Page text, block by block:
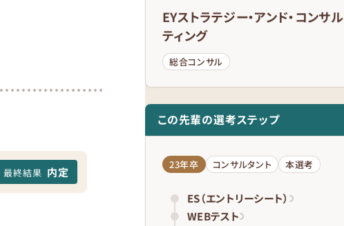
最終結果 内定
EYストラテジー・アンド・コンサル
ティング
総合コンサル
この先輩の選考ステップ
23年卒 コンサルタント 本選考
ES（エントリーシート）
WEBテスト